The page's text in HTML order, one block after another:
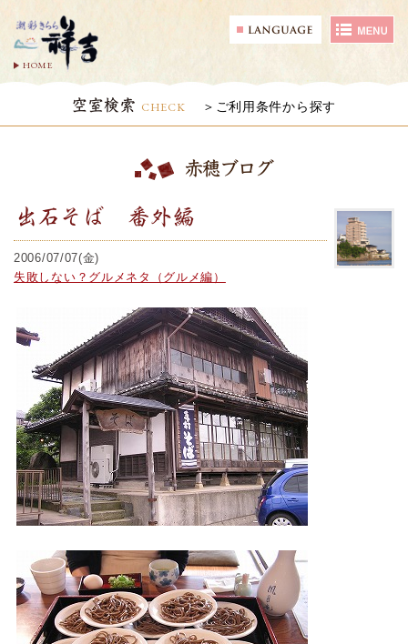
HOME
空室検索 CHECK ご利用条件から探す
赤穂ブログ
出石そば 番外編
2006/07/07(金)
失敗しない？グルメネタ（グルメ編）